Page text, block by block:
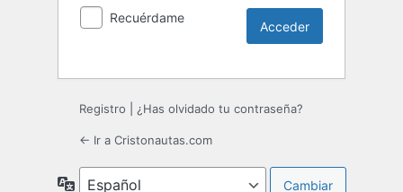
Recuérdame
Registro ¿Has olvidado tu contraseña?
← Ir a Cristonautas.com
Idioma